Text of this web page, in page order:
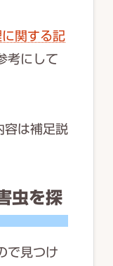
関する記
考にして
容は補足説
虫を探
で見つけ